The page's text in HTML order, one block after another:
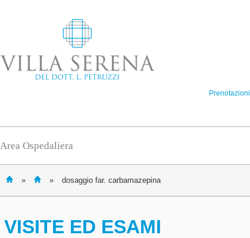
Prenotazioni
Area Ospedaliera
» » dosaggio far. carbamazepina
VISITE ED ESAMI